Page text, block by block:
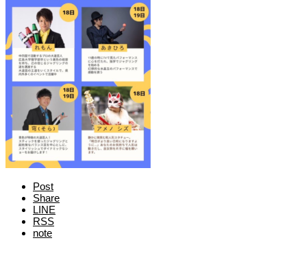
Post
Share
LINE
RSS
note